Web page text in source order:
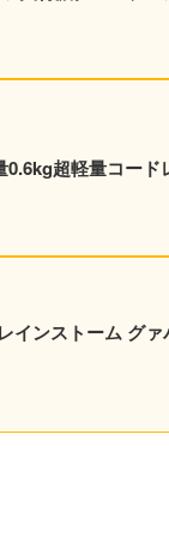
超軽量コード
インストーム グ